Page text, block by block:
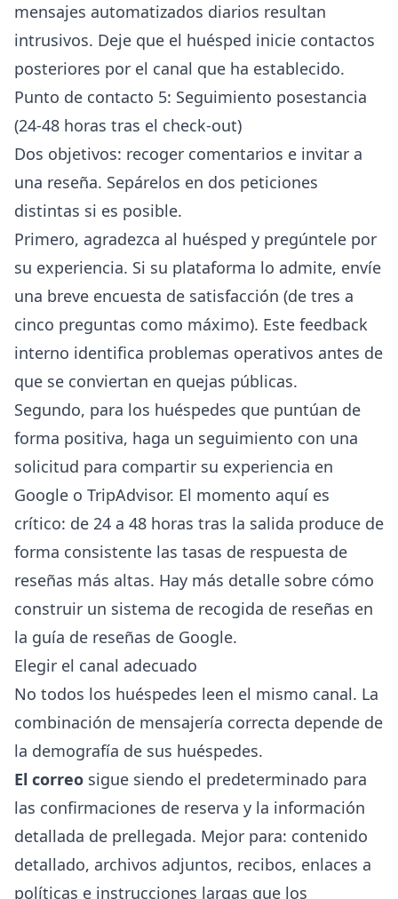
mensajes automatizados diarios resultan
intrusivos. Deje que el huésped inicie contactos
posteriores por el canal que ha establecido.
Punto de contacto 5: Seguimiento posestancia
(24-48 horas tras el check-out)
Dos objetivos: recoger comentarios e invitar a
una reseña. Sepárelos en dos peticiones
distintas si es posible.
Primero, agradezca al huésped y pregúntele por
su experiencia. Si su plataforma lo admite, envíe
una breve encuesta de satisfacción (de tres a
cinco preguntas como máximo). Este feedback
interno identifica problemas operativos antes de
que se conviertan en quejas públicas.
Segundo, para los huéspedes que puntúan de
forma positiva, haga un seguimiento con una
solicitud para compartir su experiencia en
Google o TripAdvisor. El momento aquí es
crítico: de 24 a 48 horas tras la salida produce de
forma consistente las tasas de respuesta de
reseñas más altas. Hay más detalle sobre cómo
construir un sistema de recogida de reseñas en
la guía de reseñas de Google.
Elegir el canal adecuado
No todos los huéspedes leen el mismo canal. La
combinación de mensajería correcta depende de
la demografía de sus huéspedes.
El correo sigue siendo el predeterminado para
las confirmaciones de reserva y la información
detallada de prellegada. Mejor para: contenido
detallado, archivos adjuntos, recibos, enlaces a
políticas e instrucciones largas que los